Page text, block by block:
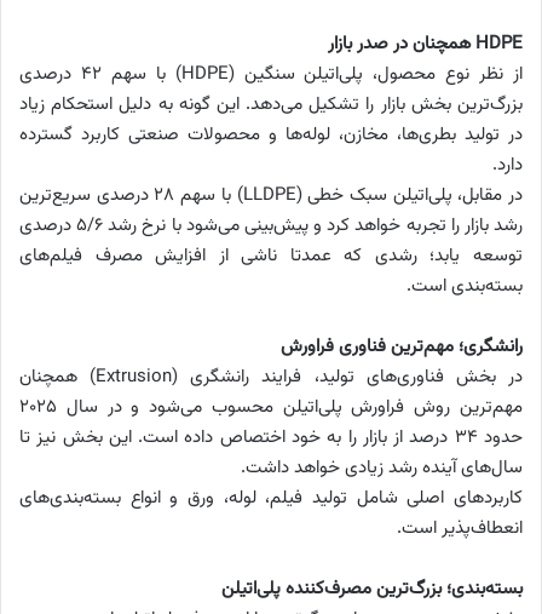
HDPE همچنان در صدر بازار
از نظر نوع محصول، پلی‌اتیلن سنگین (HDPE) با سهم ۴۲ درصدی
بزرگ‌ترین بخش بازار را تشکیل می‌دهد. این گونه به دلیل استحکام زیاد
در تولید بطری‌ها، مخازن، لوله‌ها و محصولات صنعتی کاربرد گسترده
دارد.
در مقابل، پلی‌اتیلن سبک خطی (LLDPE) با سهم ۲۸ درصدی سریع‌ترین
رشد بازار را تجربه خواهد کرد و پیش‌بینی می‌شود با نرخ رشد ۵/۶ درصدی
توسعه یابد؛ رشدی که عمدتا ناشی از افزایش مصرف فیلم‌های
بسته‌بندی است.
رانشگری؛ مهم‌ترین فناوری فراورش
در بخش فناوری‌های تولید، فرایند رانشگری (Extrusion) همچنان
مهم‌ترین روش فراورش پلی‌اتیلن محسوب می‌شود و در سال ۲۰۲۵
حدود ۳۴ درصد از بازار را به خود اختصاص داده است. این بخش نیز تا
سال‌های آینده رشد زیادی خواهد داشت.
کاربردهای اصلی شامل تولید فیلم، لوله، ورق و انواع بسته‌بندی‌های
انعطاف‌پذیر است.
بسته‌بندی؛ بزرگ‌ترین مصرف‌کننده پلی‌اتیلن